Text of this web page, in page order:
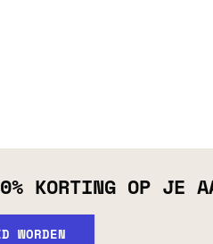
KORTING OP JE
WORDEN